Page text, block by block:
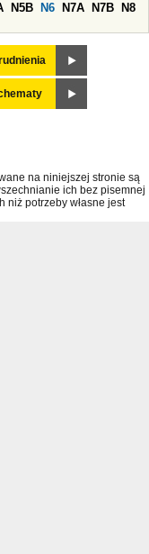
N5B N6 N7A N7B
N8
na niniejszej stronie są
ich bez pisemnej
niż potrzeby własne jest